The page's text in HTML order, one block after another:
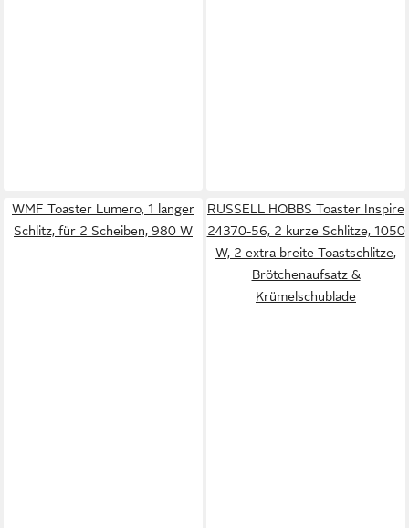
WMF Toaster Lumero, 1 langer
Schlitz, für 2 Scheiben, 980 W
RUSSELL HOBBS Toaster Inspire
24370-56, 2 kurze Schlitze, 1050
W, 2 extra breite Toastschlitze,
Brötchenaufsatz &
Krümelschublade